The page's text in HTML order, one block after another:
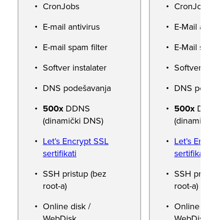
CronJobs
E-mail antivirus
E-mail spam filter
Softver instalater
DNS podešavanja
500x DDNS
(dinamički DNS)
Let’s Encrypt SSL
sertifikati
SSH pristup (bez
root-a)
Online disk /
CronJobs
E-Mail
E-Mail
Softverski
DNS
500x
(dinamički
Let’s
sertifikati
SSH
root-a)
Online